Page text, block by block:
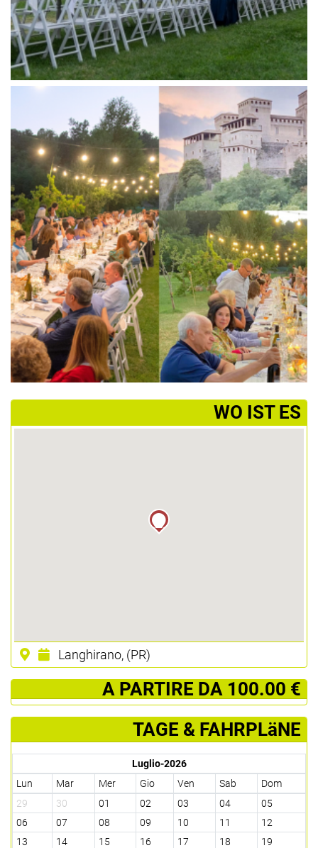
­WO IST ES
Langhirano, (PR)
­ A PARTIRE DA 100.00 €
TAGE & FAHRPLäNE
Luglio-2026
Lun
Mar Mer Gio Ven Sab
Dom
29
30 01 02 03 04
05
06
07 08 09 10 11
12
13
14 15 16 17 18 19